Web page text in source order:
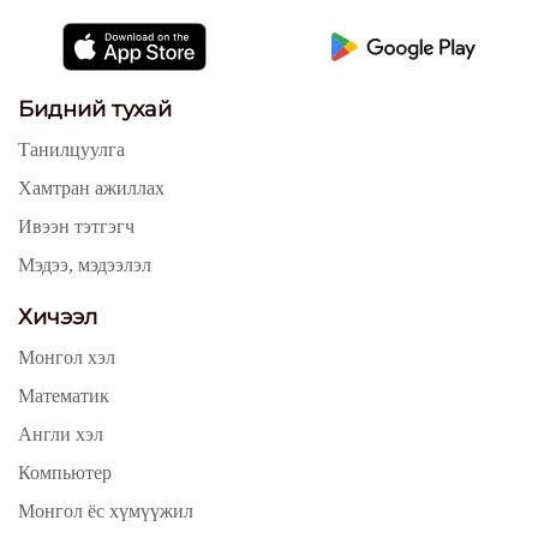
Бидний тухай
Танилцуулга
Хамтран ажиллах
Ивээн тэтгэгч
Мэдээ, мэдээлэл
Хичээл
Монгол хэл
Математик
Англи хэл
Компьютер
Монгол ёс хүмүүжил